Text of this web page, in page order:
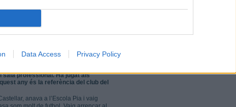
Data Access Privacy Policy
per necessitat. A poc a poc,
es comença a tallar un pernil? El
és molt il·lusionant i
sala professional. Ha jugat als
any és la referència del club del
anava a l’Escola Pia i vaig